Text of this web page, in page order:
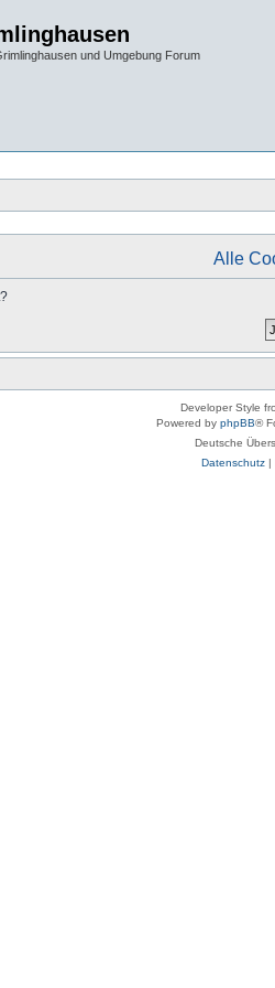
und Umgebung Forum
Alle
Developer Style
Powered by phpBB®
Deutsche
Datenschutz|